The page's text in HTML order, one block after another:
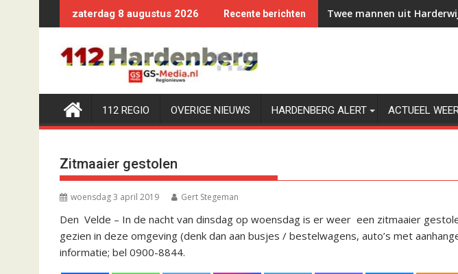
naar
inhoud
zaterdag 8 augustus 2026 Recente berichten Twee mannen uit
112 REGIO OVERIGE NIEUWS HARDENBERG ALERT ACTUEEL
Zitmaaier gestolen
woensdag 3 april 2019 Gert Stegeman
Den Velde – In de nacht van dinsdag op woensdag is er weer een zitmaaier
gezien in deze omgeving (denk dan aan busjes / bestelwagens, auto’s met
informatie; bel 0900-8844.